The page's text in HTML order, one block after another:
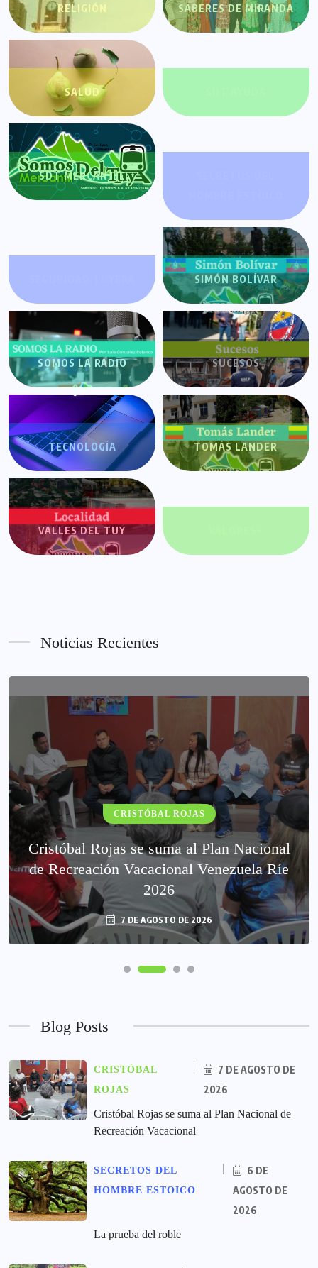
RELIGIÓN SABERES DE MIRANDA
SALUD
SDT MERCANTIL
SIMÓN BOLÍVAR
SOMOS LA RADIO SUCESOS
TECNOLOGÍA TOMÁS LANDER
VALLES DEL TUY
Noticias Recientes
CRISTÓBAL ROJAS
Cristóbal Rojas se suma al Plan Nacional
de Recreación Vacacional Venezuela Ríe
2026
7 DE AGOSTO DE 2026
Blog Posts
CRISTÓBAL
ROJAS
7 DE AGOSTO DE
2026
Cristóbal Rojas se suma al Plan Nacional de
Recreación Vacacional
SECRETOS DEL
HOMBRE ESTOICO
6 DE
AGOSTO DE
2026
La prueba del roble